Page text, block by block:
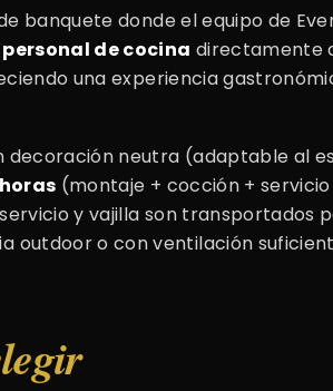
banquete donde el equipo de
de cocina directamente
una experiencia
decoración neutra (adaptable al
(montaje + cocción +
y vajilla son
outdoor o con ventilación